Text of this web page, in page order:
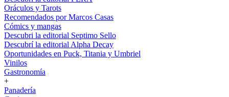
Oráculos y Tarots
Recomendados por Marcos Casas
Cómics y mangas
Descubri la editorial Septimo Sello
Descubrí la editorial Alpha Decay
Oportunidades en Puck, Titania y Umbriel
Vinilos
Gastronomía
+
Panadería